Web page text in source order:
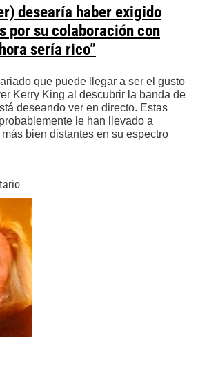
desearía haber exigido
por su colaboración con
sería rico”
que puede llegar a ser el gusto
Kerry King al descubrir la banda de
deseando ver en directo. Estas
le han llevado a
bien distantes en su espectro